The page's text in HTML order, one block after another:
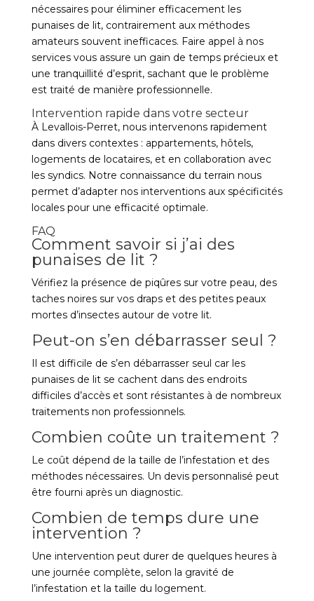
nécessaires pour éliminer efficacement les
punaises de lit, contrairement aux méthodes
amateurs souvent inefficaces. Faire appel à nos
services vous assure un gain de temps précieux et
une tranquillité d’esprit, sachant que le problème
est traité de manière professionnelle.
Intervention rapide dans votre secteur
À Levallois-Perret, nous intervenons rapidement
dans divers contextes : appartements, hôtels,
logements de locataires, et en collaboration avec
les syndics. Notre connaissance du terrain nous
permet d’adapter nos interventions aux spécificités
locales pour une efficacité optimale.
FAQ
Comment savoir si j’ai des
punaises de lit ?
Vérifiez la présence de piqûres sur votre peau, des
taches noires sur vos draps et des petites peaux
mortes d’insectes autour de votre lit.
Peut-on s’en débarrasser seul ?
Il est difficile de s’en débarrasser seul car les
punaises de lit se cachent dans des endroits
difficiles d’accès et sont résistantes à de nombreux
traitements non professionnels.
Combien coûte un traitement ?
Le coût dépend de la taille de l’infestation et des
méthodes nécessaires. Un devis personnalisé peut
être fourni après un diagnostic.
Combien de temps dure une
intervention ?
Une intervention peut durer de quelques heures à
une journée complète, selon la gravité de
l’infestation et la taille du logement.